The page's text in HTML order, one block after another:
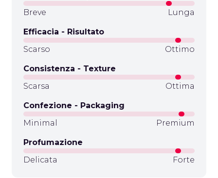
Breve
Lunga
Efficacia - Risultato
Scarso
Ottimo
Consistenza - Texture
Scarsa
Ottima
Confezione - Packaging
Minimal
Premium
Profumazione
Delicata
Forte